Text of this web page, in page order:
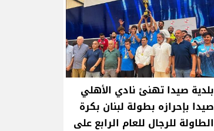
بلدية صيدا تهنئ نادي الأهلي
صيدا بإحرازه بطولة لبنان بكرة
الطاولة للرجال للعام الرابع على